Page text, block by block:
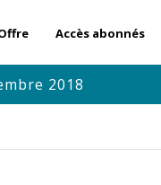
Accès abonnés
2018